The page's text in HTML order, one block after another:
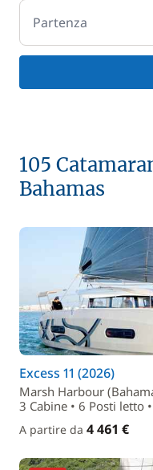
Partenza
105
Bahamas
Excess 11 (2026)
Marsh Harbour
3 Cabine • 6 Posti letto
A partire da 4 461 €